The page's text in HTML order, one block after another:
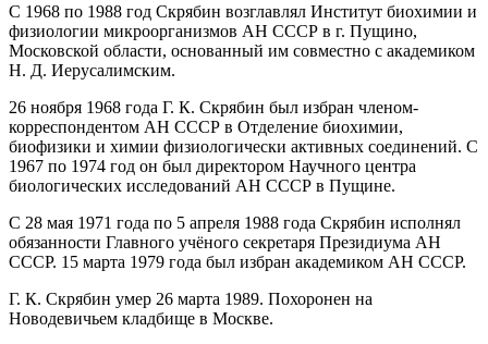
С 1968 по 1988 год Скрябин возглавлял Институт биохимии и
физиологии микроорганизмов АН СССР в г. Пущино,
Московской области, основанный им совместно с академиком
Н. Д. Иерусалимским.
26 ноября 1968 года Г. К. Скрябин был избран членом-
корреспондентом АН СССР в Отделение биохимии,
биофизики и химии физиологически активных соединений. C
1967 по 1974 год он был директором Научного центра
биологических исследований АН СССР в Пущине.
С 28 мая 1971 года по 5 апреля 1988 года Скрябин исполнял
обязанности Главного учёного секретаря Президиума АН
СССР. 15 марта 1979 года был избран академиком АН СССР.
Г. К. Скрябин умер 26 марта 1989. Похоронен на
Новодевичьем кладбище в Москве.